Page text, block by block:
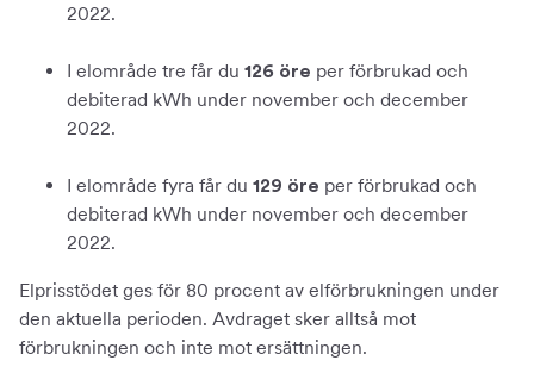
2022.
I elområde tre får du 126 öre per förbrukad och
debiterad kWh under november och december
2022.
I elområde fyra får du 129 öre per förbrukad och
debiterad kWh under november och december
2022.
Elprisstödet ges för 80 procent av elförbrukningen under
den aktuella perioden. Avdraget sker alltså mot
förbrukningen och inte mot ersättningen.